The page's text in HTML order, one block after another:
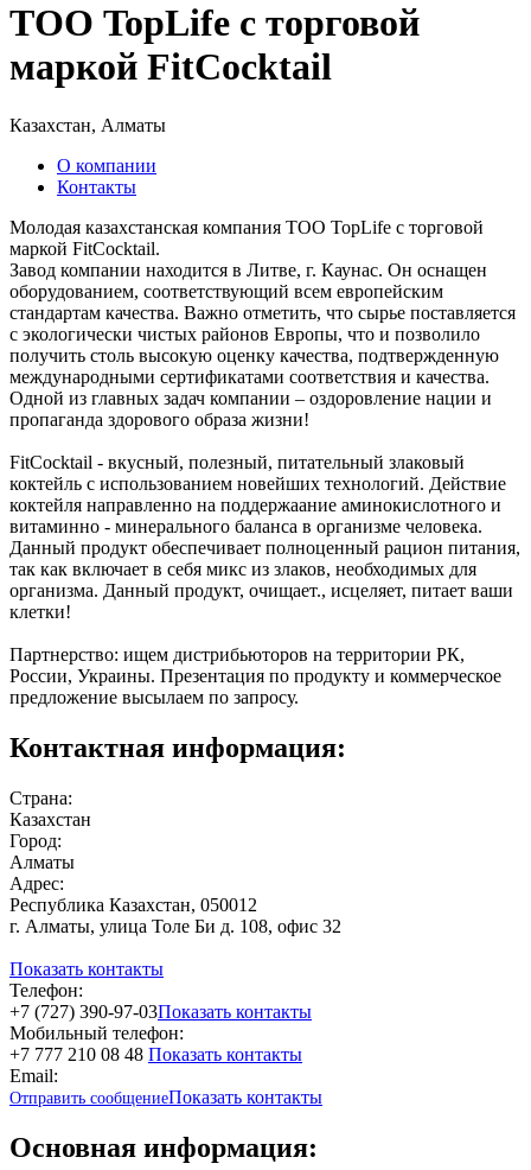
ТОО TopLife с торговой
маркой FitCocktail
Казахстан, Алматы
О компании
Контакты
Молодая казахстанская компания ТОО TopLife с торговой
маркой FitCocktail.
Завод компании находится в Литве, г. Каунас. Он оснащен
оборудованием, соответствующий всем европейским
стандартам качества. Важно отметить, что сырье поставляется
с экологически чистых районов Европы, что и позволило
получить столь высокую оценку качества, подтвержденную
международными сертификатами соответствия и качества.
Одной из главных задач компании – оздоровление нации и
пропаганда здорового образа жизни!
FitCocktail - вкусный, полезный, питательный злаковый
коктейль с использованием новейших технологий. Действие
коктейля направленно на поддержаание аминокислотного и
витаминно - минерального баланса в организме человека.
Данный продукт обеспечивает полноценный рацион питания,
так как включает в себя микс из злаков, необходимых для
организма. Данный продукт, очищает., исцеляет, питает ваши
клетки!
Партнерство: ищем дистрибьюторов на территории РК,
России, Украины. Презентация по продукту и коммерческое
предложение высылаем по запросу.
Контактная информация:
Страна:
Казахстан
Город:
Алматы
Адрес:
Республика Казахстан, 050012
г. Алматы, улица Толе Би д. 108, офис 32
Показать контакты
Телефон:
+7 (727) 390-97-03Показать контакты
Мобильный телефон:
+7 777 210 08 48 Показать контакты
Email:
Отправить сообщениеПоказать контакты
Основная информация: